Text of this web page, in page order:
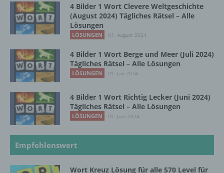
4 Bilder 1 Wort Clevere Weltgeschichte
(August 2024) Tägliches Rätsel – Alle
Lösungen
LÖSUNGEN 01. August 2024
4 Bilder 1 Wort Berge und Meer (Juli 2024)
Tägliches Rätsel – Alle Lösungen
LÖSUNGEN 01. Juli 2024
4 Bilder 1 Wort Richtig Lecker (Juni 2024)
Tägliches Rätsel – Alle Lösungen
LÖSUNGEN 01. Juni 2024
Empfehlenswert
Wort Kreuz Lösung für alle 570 Level für
werden, um bestimmte persönliche Aspekte,
die sich auf eine natürliche Person beziehen,
zu bewerten, insbesondere, um Aspekte
bezüglich Arbeitsleistung, wirtschaftlicher
Interessen, Zuverlässigkeit, Verhalten,
Aufenthaltsort oder Ortswechsel dieser
natürlichen Person zu analysieren oder
vorherzusagen.
f) Pseudonymisierung
Pseudonymisierung ist die Verarbeitung